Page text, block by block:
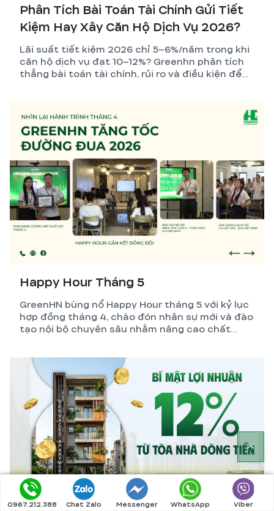
Phân Tích Bài Toán Tài Chính Gửi Tiết
Kiệm Hay Xây Căn Hộ Dịch Vụ 2026?
Lãi suất tiết kiệm 2026 chỉ 5–6%/năm trong khi
căn hộ dịch vụ đạt 10–12%? Greenhn phân tích
thẳng bài toán tài chính, rủi ro và điều kiện để
Happy Hour Tháng 5
GreenHN bùng nổ Happy Hour tháng 5 với kỷ lục
hợp đồng tháng 4, chào đón nhân sự mới và đào
tạo nội bộ chuyên sâu nhằm nâng cao chất
0967.212.388 Chat Zalo Messenger WhatsApp Viber